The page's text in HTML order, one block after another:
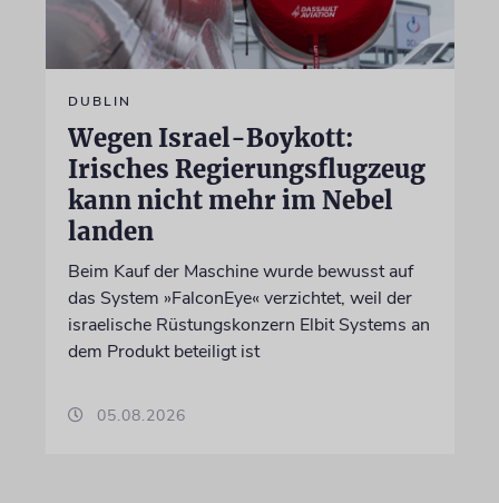
DUBLIN
Wegen Israel-Boykott:
Irisches Regierungsflugzeug
kann nicht mehr im Nebel
landen
Beim Kauf der Maschine wurde bewusst auf
das System »FalconEye« verzichtet, weil der
israelische Rüstungskonzern Elbit Systems an
dem Produkt beteiligt ist
05.08.2026